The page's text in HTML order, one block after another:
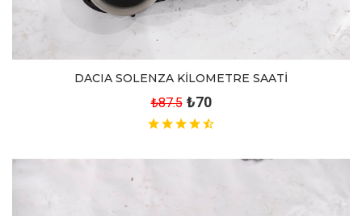
DACIA SOLENZA KİLOMETRE SAATİ
₺87.5 ₺70